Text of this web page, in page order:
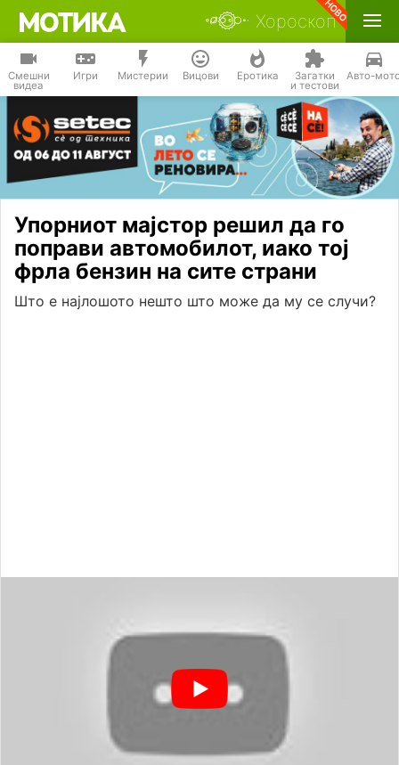
Хороскоп
Смешни
видеа
Игри Мистерии Вицови Еротика Загатки
и тестови
Авто-
Упорниот мајстор решил да го
поправи автомобилот, иако тој
фрла бензин на сите страни
Што е најлошото нешто што може да му се случи?